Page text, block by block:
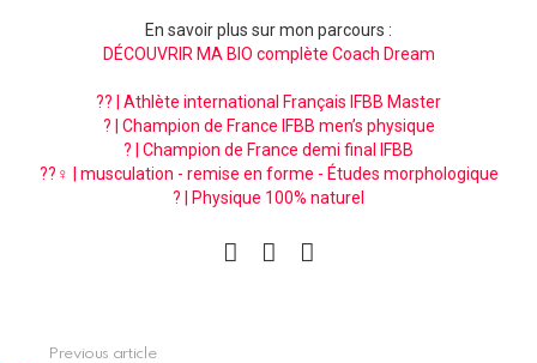
En savoir plus sur mon parcours :
DÉCOUVRIR MA BIO complète Coach Dream
?? | Athlète international Français IFBB Master
? | Champion de France IFBB men’s physique
? | Champion de France demi final IFBB
??‍♀️ | musculation - remise en forme - Études morphologique
? | Physique 100% naturel
Previous article